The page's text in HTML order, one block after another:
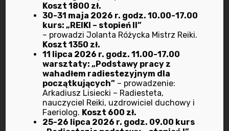
marzec 2022
luty 2022
styczeń 2022
grudzień 2021
listopad 2021
Koszt 1800 zł.
30-31 maja 2026 r. godz. 10.00-17.00
kurs: „REIKI – stopień II”
– prowadzi Jolanta Różycka Mistrz Reiki.
Koszt 1350 zł.
11 lipca 2026 r. godz. 11.00-17.00
warsztaty: „Podstawy pracy z
wahadłem radiestezyjnym dla
początkujących” – prowadzenie:
Arkadiusz Lisiecki – Radiesteta,
nauczyciel Reiki, uzdrowiciel duchowy i
Faeriolog. Koszt 600 zł.
25-26 lipca 2026 r. godz. 09.00 kurs